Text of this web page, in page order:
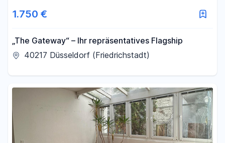
1.750 €
„The Gateway“ – Ihr repräsentatives Flagship
40217 Düsseldorf (Friedrichstadt)